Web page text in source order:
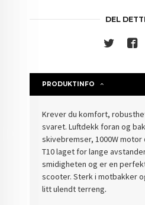
DEL
PRODUKTINFO
Krever du komfort,
svaret. Luftdekk foran og
skivebremser, 1000W
T10 laget for lange
smidigheten og er en
scooter. Sterk i motbakker
litt ulendt terreng.